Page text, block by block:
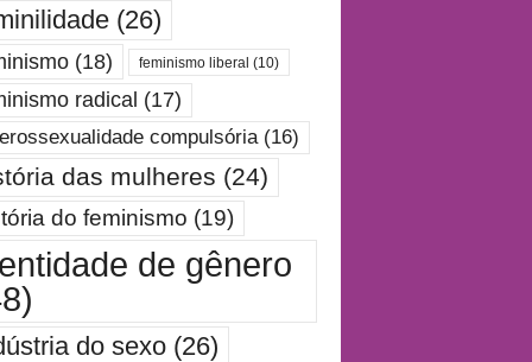
(26)
(18) feminismo liberal (10)
radical (17)
compulsória(16)
das mulheres (24)
do feminismo (19)
de gênero
do sexo(26)